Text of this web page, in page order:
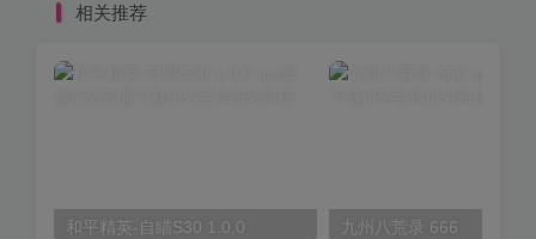
相关推荐
和平精英-自瞄S30 1.0.0 九州八荒录 666